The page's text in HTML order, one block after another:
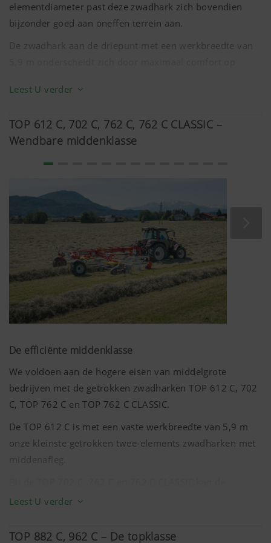
Analyse en statistieken
We willen de gebruiksvriendelijkheid en
Daarom gebruiken we analysetechnologieën
(inclusief cookies) die pseudoniem meten en
evalueren welke inhoud van onze website wordt
Doel van het
cookie
Duur
Google
Analytics
Analyse van
het gebruik
hieronder.
elementdiameter past deze zwadhark zich bovendien
bijzonder goed aan oneffen terrein aan.
De zwadhark aan de driepunt met een werkbreedte van
Leest U verder
TOP 612 C, 702 C, 762 C, 762 C CLASSIC –
Wendbare middenklasse
De efficiënte middenklasse
We voldoen aan de hogere eisen van middelgrote
bedrijven met de getrokken zwadharken TOP 612 C, 702
C, TOP 762 C en TOP 762 C CLASSIC.
De TOP 612 C is met een vaste werkbreedte van 5,9 m
onze kleinste getrokken twee-elements zwadharken met
middenafleg.
werkbreedte flexibel mechanisch of hydraulisch worden
Leest U verder
TOP 882 C, 962 C – De topklasse